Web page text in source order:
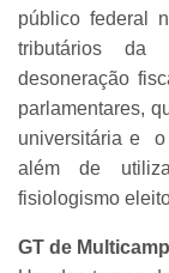
público federal
tributários da
desoneração
parlamentares,
universitária e o
além de
fisiologismo
GT de